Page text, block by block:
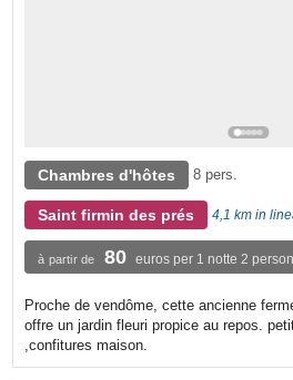
Chambres d'hôtes 8 pers.
Saint firmin des prés 4,1 km in
à partir de 80 euros per 1 notte 2
Proche de vendôme, cette ancienne
offre un jardin fleuri propice au repos.
,confitures maison.